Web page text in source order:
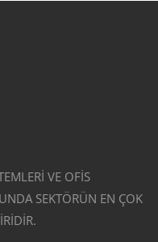
VE OFİS
SEKTÖRÜN EN ÇOK